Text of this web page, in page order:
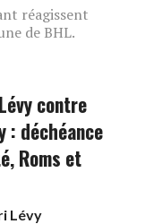
réagissent
de BHL.
contre
: déchéance
Roms et
Lévy